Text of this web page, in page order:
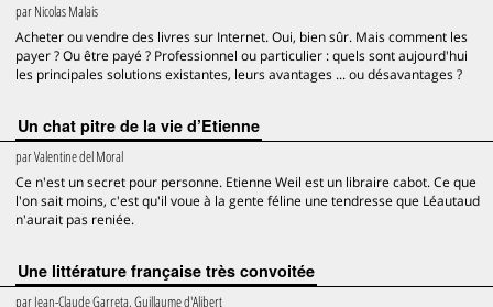
parNicolas Malais
Acheter ou vendre des livres sur Internet. Oui, bien sûr. Mais comment les
payer ? Ou être payé ? Professionnel ou particulier : quels sont aujourd'hui
les principales solutions existantes, leurs avantages ... ou désavantages ?
Un chat pitre de la vie d’Etienne
parValentine del Moral
Ce n'est un secret pour personne. Etienne Weil est un libraire cabot. Ce que
l'on sait moins, c'est qu'il voue à la gente féline une tendresse que Léautaud
n'aurait pas reniée.
Une littérature française très convoitée
parJean-Claude Garreta, Guillaume d'Alibert